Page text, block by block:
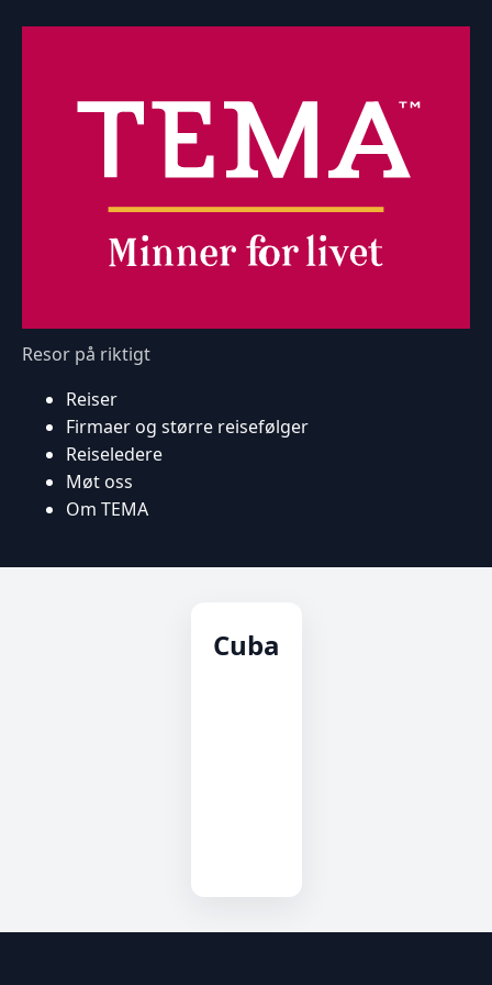
Resor på riktigt
Reiser
Firmaer og større reisefølger
Reiseledere
Møt oss
Om TEMA
Cuba